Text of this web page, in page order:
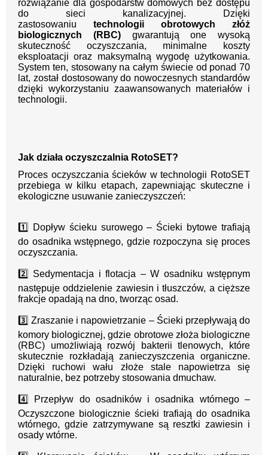
rozwiązanie dla gospodarstw domowych bez dostępu
do sieci kanalizacyjnej. Dzięki
zastosowaniu technologii obrotowych złóż
biologicznych (RBC)gwarantują one wysoką
skuteczność oczyszczania, minimalne koszty
eksploatacji oraz maksymalną wygodę użytkowania.
System ten, stosowany na całym świecie od ponad 70
lat, został dostosowany do nowoczesnych standardów
dzięki wykorzystaniu zaawansowanych materiałów i
technologii.
Jak działa oczyszczalnia RotoSET?
Proces oczyszczania ścieków w technologii RotoSET
przebiega w kilku etapach, zapewniając skuteczne i
ekologiczne usuwanie zanieczyszczeń:
1️⃣ Dopływ ścieku surowego – Ścieki bytowe trafiają
do osadnika wstępnego, gdzie rozpoczyna się proces
oczyszczania.
2️⃣ Sedymentacja i flotacja – W osadniku wstępnym
następuje oddzielenie zawiesin i tłuszczów, a cięższe
frakcje opadają na dno, tworząc osad.
3️⃣ Zraszanie i napowietrzanie – Ścieki przepływają do
komory biologicznej, gdzie obrotowe złoża biologiczne
(RBC) umożliwiają rozwój bakterii tlenowych, które
skutecznie rozkładają zanieczyszczenia organiczne.
Dzięki ruchowi wału złoże stale napowietrza się
naturalnie, bez potrzeby stosowania dmuchaw.
4️⃣ Przepływ do osadników i osadnika wtórnego –
Oczyszczone biologicznie ścieki trafiają do osadnika
wtórnego, gdzie zatrzymywane są resztki zawiesin i
osady wtórne.